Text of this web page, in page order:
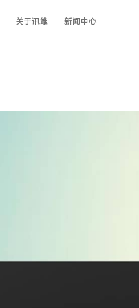
关于讯维 新闻中心